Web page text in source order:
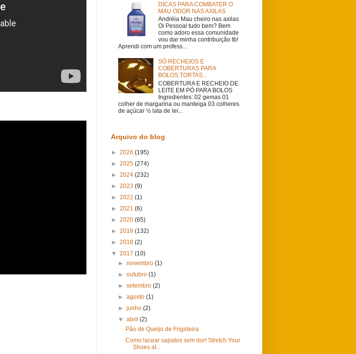
DICAS PARA COMBATER O
MAU ODOR NAS AXILAS
Andréia Mau cheiro nas axilas
Oi Pessoal tudo bem? Bem
como adoro essa comunidade
vou dar minha contribuição tb!
Aprendi com um profess...
SÓ RECHEIOS E
COBERTURAS PARA
BOLOS,TORTAS...
COBERTURA E RECHEIO DE
LEITE EM PÓ PARA BOLOS
Ingredientes: 02 gemas 01
colher de margarina ou manteiga 03 colheres
de açúcar ½ lata de lei...
Arquivo do blog
► 2026 (195)
► 2025 (274)
► 2024 (232)
► 2023 (9)
► 2022 (1)
► 2021 (6)
► 2020 (65)
► 2019 (132)
► 2018 (2)
▼ 2017 (10)
►novembro(1)
►outubro(1)
►setembro(2)
►agosto(1)
►junho(2)
▼abril(2)
Pão de Queijo de Frigideira
Como lacear sapatos sem dor! Stretch Your
Shoes at...